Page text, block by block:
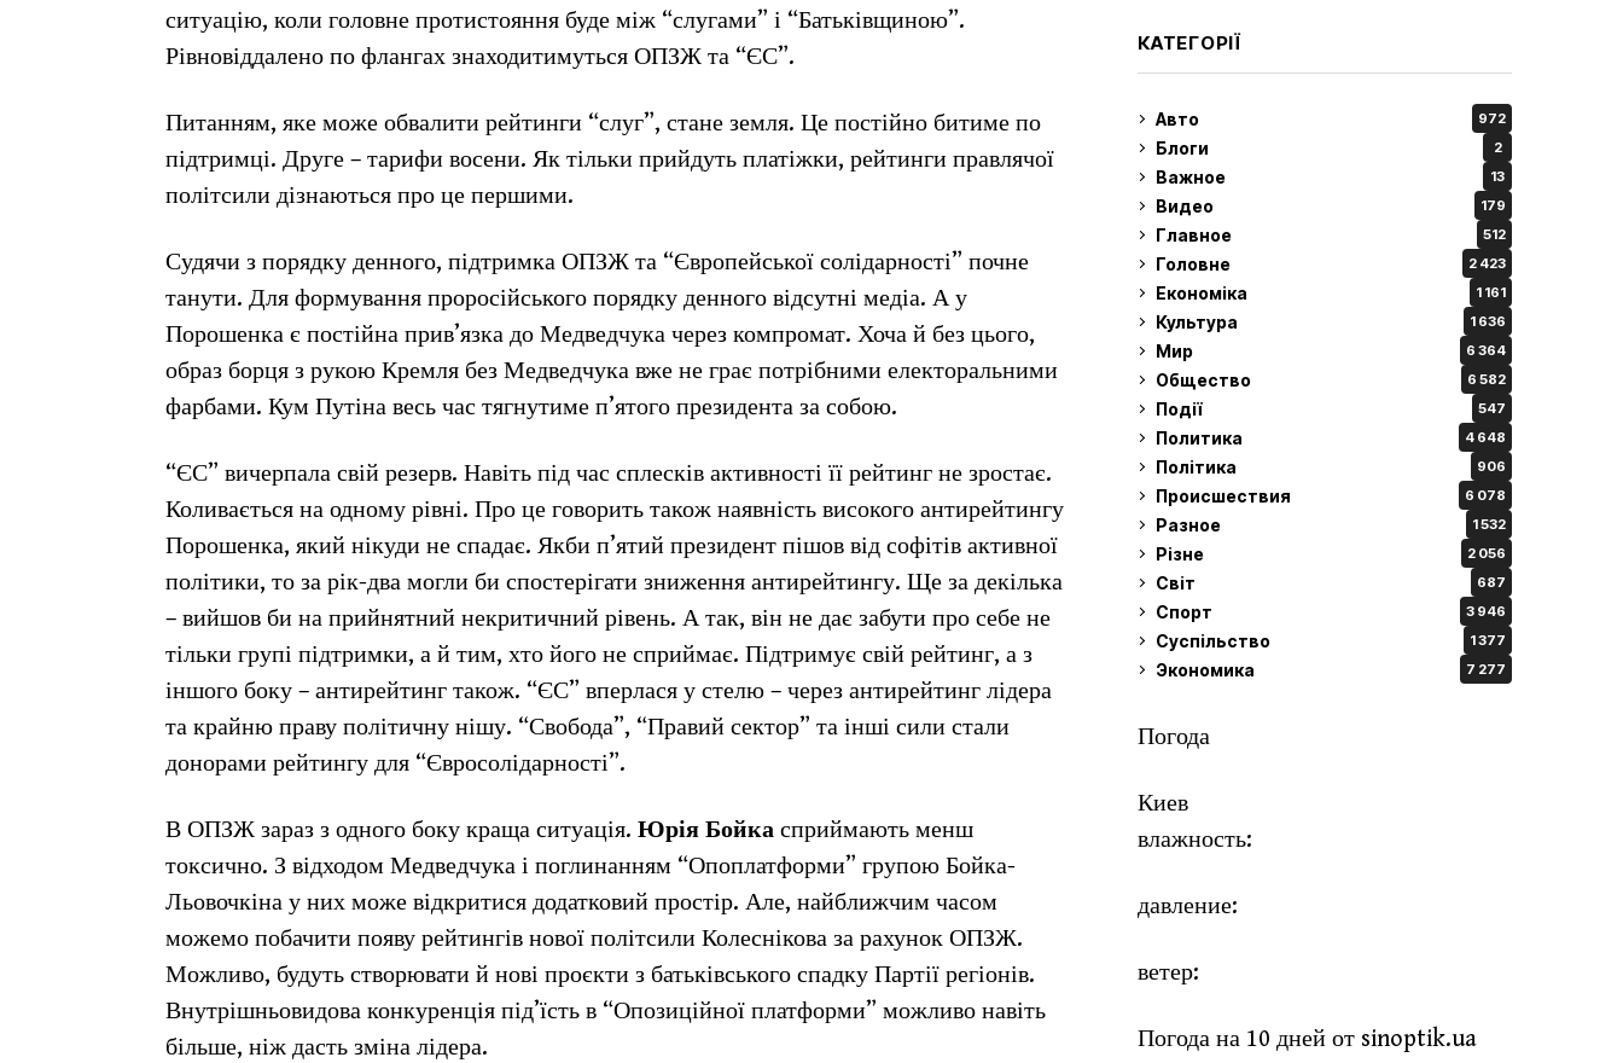
ситуацію, коли головне протистояння буде між “слугами” і “Батьківщиною”.
Рівновіддалено по флангах знаходитимуться ОПЗЖ та “ЄС”.
Питанням, яке може обвалити рейтинги “слуг”, стане земля. Це постійно битиме по
підтримці. Друге – тарифи восени. Як тільки прийдуть платіжки, рейтинги правлячої
політсили дізнаються про це першими.
Судячи з порядку денного, підтримка ОПЗЖ та “Європейської солідарності” почне
танути. Для формування проросійського порядку денного відсутні медіа. А у
Порошенка є постійна прив’язка до Медведчука через компромат. Хоча й без цього,
образ борця з рукою Кремля без Медведчука вже не грає потрібними електоральними
фарбами. Кум Путіна весь час тягнутиме п’ятого президента за собою.
“ЄС” вичерпала свій резерв. Навіть під час сплесків активності її рейтинг не зростає.
Коливається на одному рівні. Про це говорить також наявність високого антирейтингу
Порошенка, який нікуди не спадає. Якби п’ятий президент пішов від софітів активної
політики, то за рік-два могли би спостерігати зниження антирейтингу. Ще за декілька
– вийшов би на прийнятний некритичний рівень. А так, він не дає забути про себе не
тільки групі підтримки, а й тим, хто його не сприймає. Підтримує свій рейтинг, а з
іншого боку – антирейтинг також. “ЄС” вперлася у стелю – через антирейтинг лідера
та крайню праву політичну нішу. “Свобода”, “Правий сектор” та інші сили стали
донорами рейтингу для “Євросолідарності”.
В ОПЗЖ зараз з одного боку краща ситуація. Юрія Бойка сприймають менш
токсично. З відходом Медведчука і поглинанням “Опоплатформи” групою Бойка-
Льовочкіна у них може відкритися додатковий простір. Але, найближчим часом
можемо побачити появу рейтингів нової політсили Колеснікова за рахунок ОПЗЖ.
Можливо, будуть створювати й нові проєкти з батьківського спадку Партії регіонів.
Внутрішньовидова конкуренція під’їсть в “Опозиційної платформи” можливо навіть
більше, ніж дасть зміна лідера.
КАТЕГОРІЇ
Авто 972
Блоги 2
Важное 13
Видео 179
Главное 512
Головне 2 423
Економіка 1 161
Культура 1 636
Мир 6 364
Общество 6 582
Події 547
Политика 4 648
Політика 906
Происшествия 6 078
Разное 1 532
Різне 2 056
Світ 687
Спорт 3 946
Суспільство 1 377
Экономика 7 277
Погода
Киев
влажность:
давление:
ветер:
Погода на 10 дней от sinoptik.ua